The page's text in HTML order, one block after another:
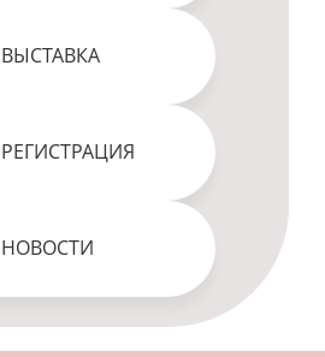
ВЫСТАВКА
РЕГИСТРАЦИЯ
НОВОСТИ